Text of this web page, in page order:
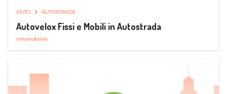
AUTO AUTOSTRADE
Autovelox Fissi e Mobili in Autostrada
Infomobilità